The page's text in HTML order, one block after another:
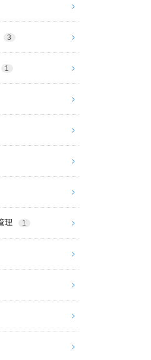
3
1
理 1